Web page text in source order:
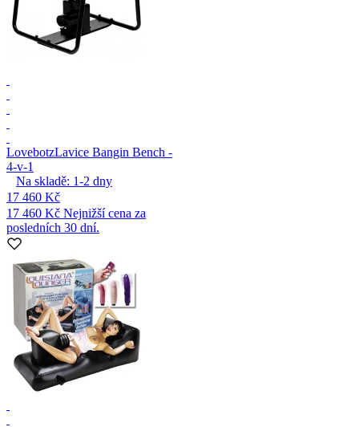
LovebotzLavice Bangin Bench -
4-v-1
Na skladě: 1-2 dny
17 460 Kč
17 460 Kč Nejnižší cena za
posledních 30 dní.